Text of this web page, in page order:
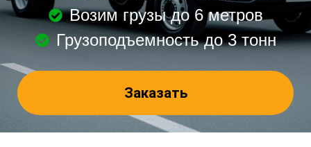
Возим грузы до 6 метров
Грузоподъемность до 3 тонн
Заказать